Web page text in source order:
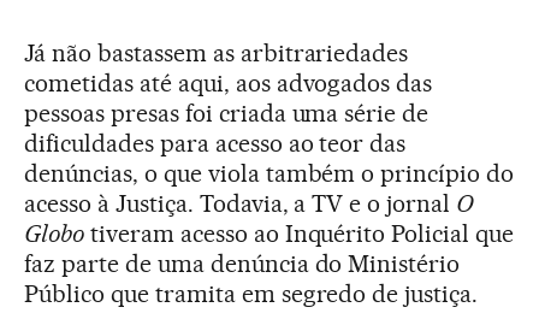
Já não bastassem as arbitrariedades
cometidas até aqui, aos advogados das
pessoas presas foi criada uma série de
dificuldades para acesso ao teor das
denúncias, o que viola também o princípio do
acesso à Justiça. Todavia, a TV e o jornal O
Globotiveram acesso ao Inquérito Policial que
faz parte de uma denúncia do Ministério
Público que tramita em segredo de justiça.